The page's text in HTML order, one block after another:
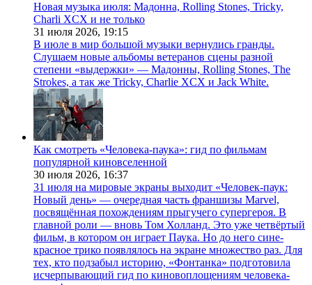
Новая музыка июля: Мадонна, Rolling Stones, Tricky,
Charli XCX и не только
31 июля 2026, 19:15
В июле в мир большой музыки вернулись гранды.
Слушаем новые альбомы ветеранов сцены разной
степени «выдержки» — Мадонны, Rolling Stones, The
Strokes, а так же Tricky, Charlie XCX и Jack White.
Как смотреть «Человека-паука»: гид по фильмам
популярной киновселенной
30 июля 2026, 16:37
31 июля на мировые экраны выходит «Человек-паук:
Новый день» — очередная часть франшизы Marvel,
посвящённая похождениям прыгучего супергероя. В
главной роли — вновь Том Холланд. Это уже четвёртый
фильм, в котором он играет Паука. Но до него сине-
красное трико появлялось на экране множество раз. Для
тех, кто подзабыл историю, «Фонтанка» подготовила
исчерпывающий гид по киновоплощениям человека-